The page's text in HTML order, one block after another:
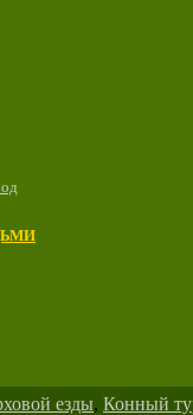
езды, Конный